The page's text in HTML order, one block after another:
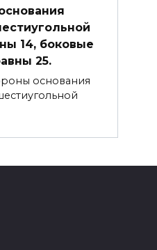
14, боковые
25.
основания